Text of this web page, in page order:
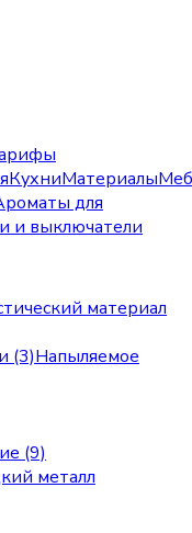
КухниМатериалы
для
и выключатели
материал
(3)Напыляемое
(9)
металл